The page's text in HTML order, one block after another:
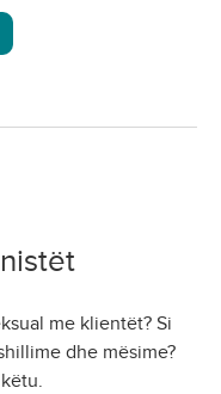
me klientët? Si
dhe mësime?